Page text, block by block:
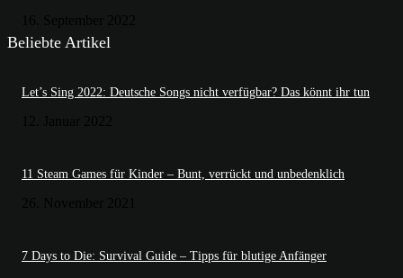
Beliebte Artikel
Let’s Sing 2022: Deutsche Songs nicht verfügbar? Das könnt ihr tun
11 Steam Games für Kinder – Bunt, verrückt und unbedenklich
7 Days to Die: Survival Guide – Tipps für blutige Anfänger